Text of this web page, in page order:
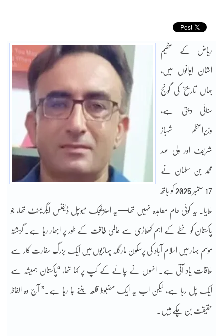
ریاض کے عظیم
الشان ایوانوں میں،
جہاں تاریخ کی گونج
سنائی دیتی ہے،
وزیراعظم شہباز
شریف اور ولی عہد
محمد بن سلمان نے
17 ستمبر 2025 کو ہاتھ
ملایا۔ یہ کوئی عام معاہدہ نہیں تھا—یہ اسٹریٹجک میوچل ڈیفنس ایگریمنٹ تھا، جو
پاکستان کو خطے کے اہم کھلاڑی سے عالمی طاقت کے طور پر ابھار رہا ہے۔ گزشتہ
موسم بہار میں اسلام آباد کی پرسکون مارگلہ پہاڑیوں میں ایک بزرگ سفارت کار سے
ملاقات یاد آتی ہے۔ انہوں نے چائے کے کپ پر کہا تھا، “پاکستان ہمیشہ سے
ایک پل رہا ہے، لیکن اب یہ ایک مضبوط قلعہ بننے جا رہا ہے۔” آج وہ الفاظ
حقیقت بن چکے ہیں۔